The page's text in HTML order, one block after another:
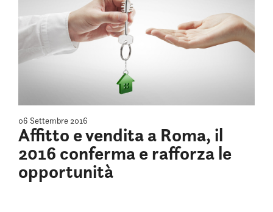
06 Settembre 2016
Affitto e vendita a Roma, il
2016 conferma e rafforza le
opportunità